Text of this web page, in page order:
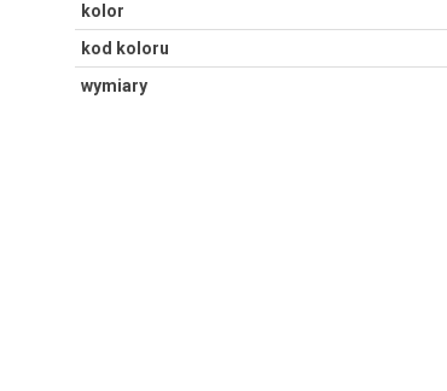
kolor
kod koloru
wymiary